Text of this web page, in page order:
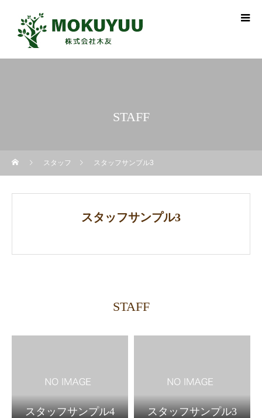
STAFF
スタッフ スタッフサンプル3
スタッフサンプル3
STAFF
スタッフサンプル4 スタッフサンプル3